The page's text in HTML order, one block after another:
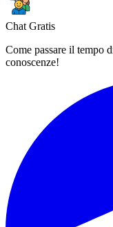
Chat Gratis
Come passare il tempo
conoscenze!